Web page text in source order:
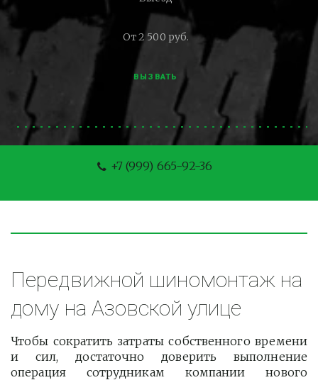
От 2 500 руб.
ВЫЗВАТЬ
+7 (999) 665-92-36
Передвижной шиномонтаж на
дому на Азовской улице
Чтобы сократить затраты собственного времени
и сил, достаточно доверить выполнение
операция сотрудникам компании нового